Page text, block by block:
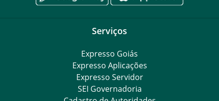
Serviços
Expresso Goiás
Expresso Aplicações
Expresso Servidor
SEI Governadoria